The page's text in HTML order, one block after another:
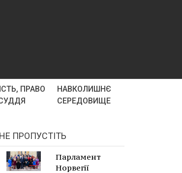
ПРАВО
НАВКОЛИШНЄ
СЕРЕДОВИЩЕ
НЕ ПРОПУСТІТЬ
Парламент
Норвегії